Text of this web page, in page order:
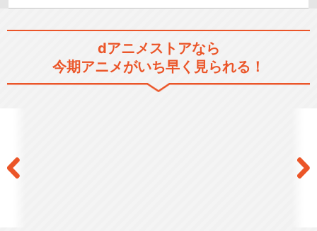
シリーズ／関連のアニメ作品
境界線上のホライゾン
dアニメストアなら
今期アニメがいち早く見られる！